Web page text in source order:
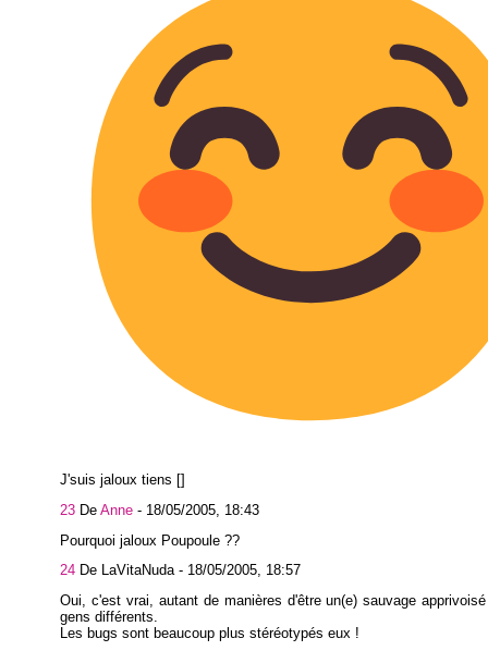
J'suis jaloux tiens []
23 De Anne - 18/05/2005, 18:43
Pourquoi jaloux Poupoule ??
24 De LaVitaNuda - 18/05/2005, 18:57
Oui, c'est vrai, autant de manières d'être un(e) sauvage
gens différents.
Les bugs sont beaucoup plus stéréotypés eux !